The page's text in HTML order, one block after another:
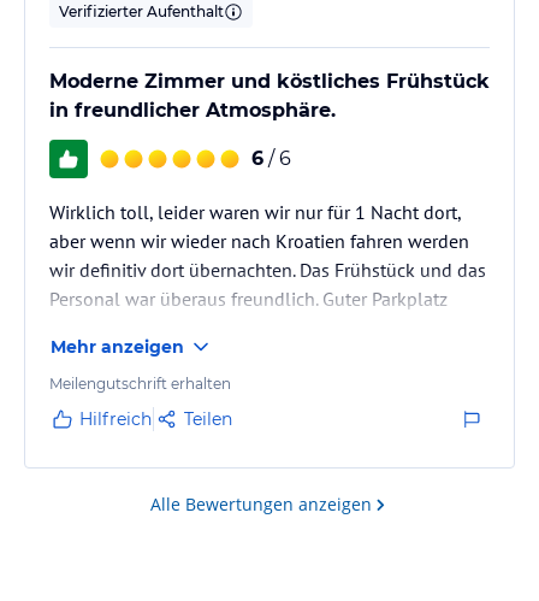
Verifizierter Aufenthalt
Moderne Zimmer und köstliches Frühstück
in freundlicher Atmosphäre.
6 / 6
Wirklich toll, leider waren wir nur für 1 Nacht dort,
aber wenn wir wieder nach Kroatien fahren werden
wir definitiv dort übernachten. Das Frühstück und das
Personal war überaus freundlich. Guter Parkplatz
Mehr anzeigen
Meilengutschrift erhalten
Hilfreich Teilen
Alle Bewertungen anzeigen